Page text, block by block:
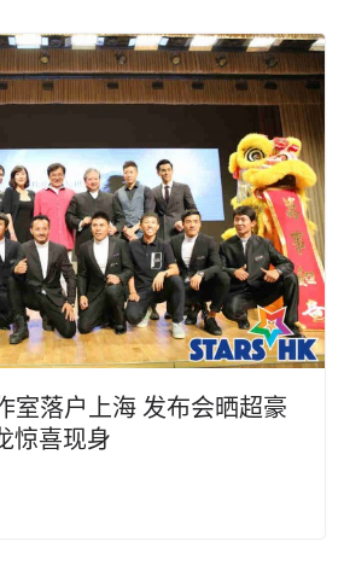
室落户上海 发布会晒超豪
惊喜现身